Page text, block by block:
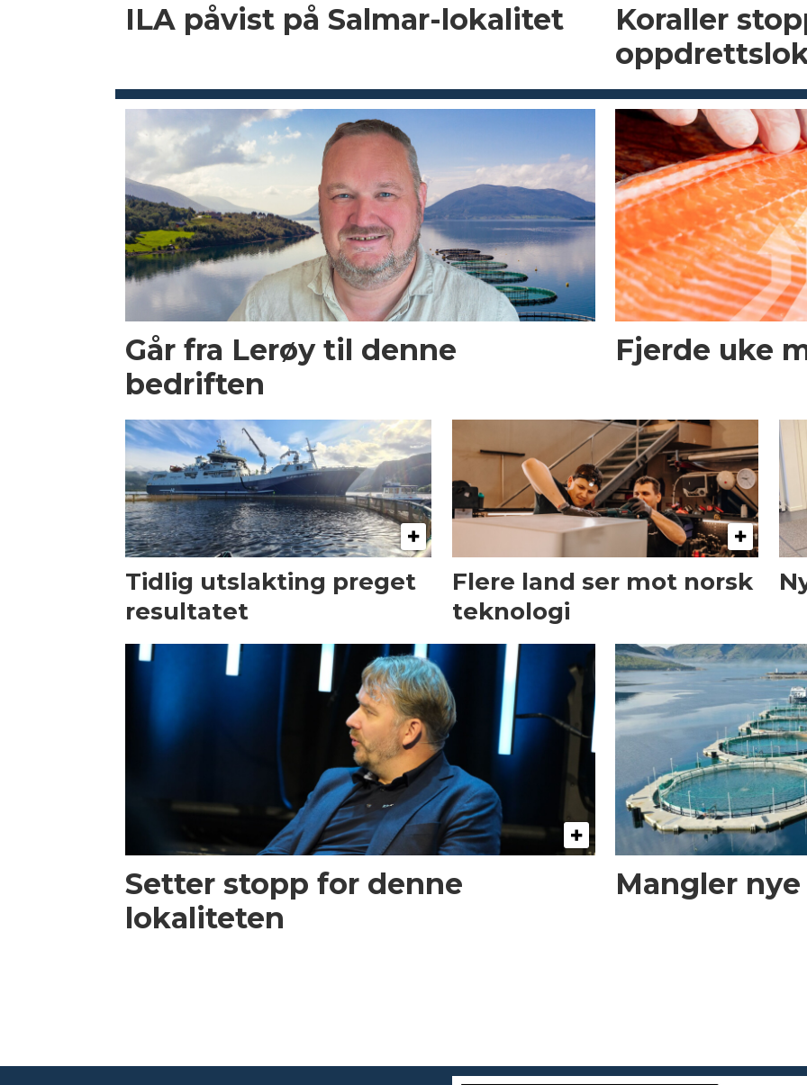
ILA påvist på Salmar-lokalitet
Koraller
Går fra Lerøy til denne
bedriften
Fjerde uke
Tidlig utslakting preget
resultatet
Flere land ser mot norsk
teknologi
Setter stopp for denne
lokaliteten
Mangler